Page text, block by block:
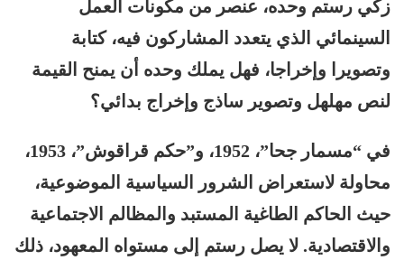
زكي رستم وحده، عنصر من مكونات العمل
السينمائي الذي يتعدد المشاركون فيه، كتابة
وتصويرا وإخراجا، فهل يملك وحده أن يمنح القيمة
لنص مهلهل وتصوير ساذج وإخراج بدائي؟
في “مسمار جحا”، 1952، و”حكم قراقوش”، 1953،
محاولة لاستعراض الشرور السياسية الموضوعية،
حيث الحاكم الطاغية المستبد والمظالم الاجتماعية
والاقتصادية. لا يصل رستم إلى مستواه المعهود، ذلك